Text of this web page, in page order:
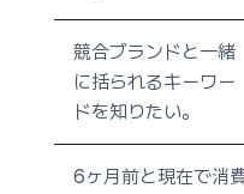
競合ブランドと一緒
に括られるキーワー
ドを知りたい。
6ヶ月前と現在で消